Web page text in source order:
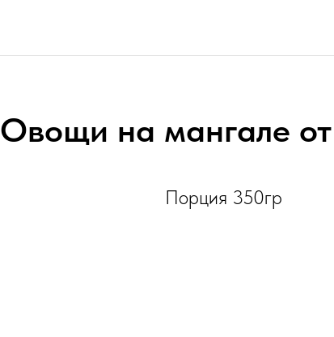
Овощи на мангале
Порция 350гр